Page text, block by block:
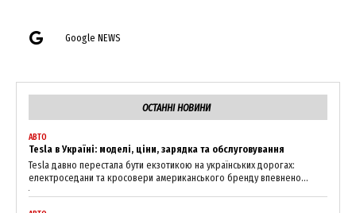
Google NEWS
ОСТАННІ НОВИНИ
АВТО
Tesla в Україні: моделі, ціни, зарядка та обслуговування
Tesla давно перестала бути екзотикою на українських дорогах:
електроседани та кросовери американського бренду впевнено...